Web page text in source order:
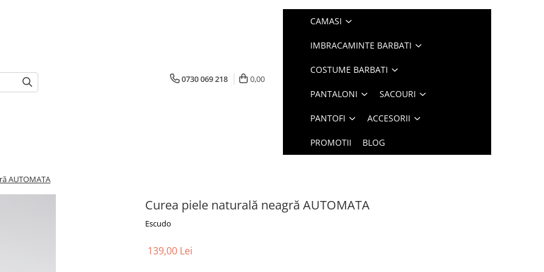
0730 069 218 0,00
CAMASI
IMBRACAMINTE BARBATI
COSTUME BARBATI
PANTALONI SACOURI
PANTOFI ACCESORII
PROMOTII BLOG
AUTOMATA
Curea piele naturală neagră AUTOMATA
Escudo
139,00 Lei